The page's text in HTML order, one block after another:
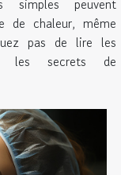
simples peuvent
de chaleur, même
pas de lire les
les secrets de